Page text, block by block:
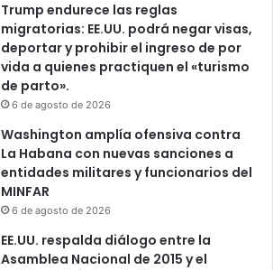
Trump endurece las reglas
migratorias: EE.UU. podrá negar visas,
deportar y prohibir el ingreso de por
vida a quienes practiquen el «turismo
de parto».
6 de agosto de 2026
Washington amplía ofensiva contra
La Habana con nuevas sanciones a
entidades militares y funcionarios del
MINFAR
6 de agosto de 2026
EE.UU. respalda diálogo entre la
Asamblea Nacional de 2015 y el